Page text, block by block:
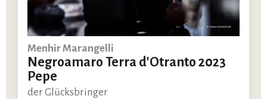
Menhir Marangelli
Negroamaro Terra d'Otranto 2023
Pepe
der Glücksbringer